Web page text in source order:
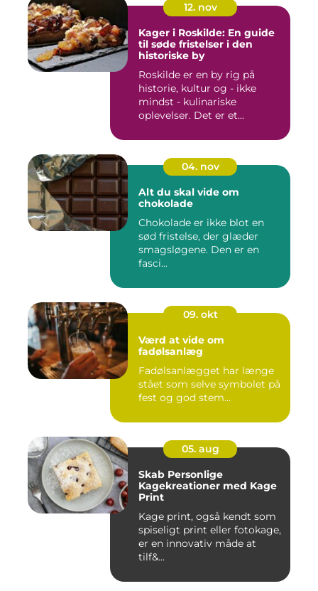
12. nov
Kager i Roskilde: En guide
til søde fristelser i den
historiske by
Roskilde er en by rig på
historie, kultur og - ikke
mindst - kulinariske
oplevelser. Det er et...
04. nov
Alt du skal vide om
chokolade
Chokolade er ikke blot en
sød fristelse, der glæder
smagsløgene. Den er en
fasci...
09. okt
Værd at vide om
fadølsanlæg
Fadølsanlægget har længe
stået som selve symbolet på
fest og god stem...
05. aug
Skab Personlige
Kagekreationer med Kage
Print
Kage print, også kendt som
spiseligt print eller fotokage,
er en innovativ måde at
tilf&...